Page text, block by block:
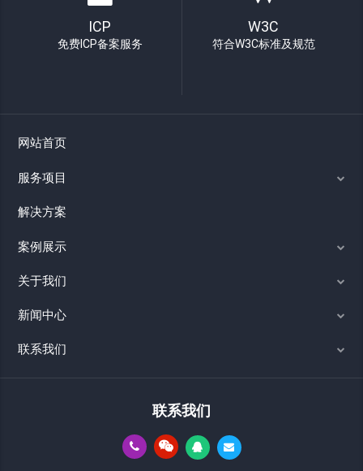
ICP
免费ICP备案服务
W3C
符合W3C标准及规范
网站首页
服务项目
解决方案
案例展示
关于我们
新闻中心
联系我们
联系我们